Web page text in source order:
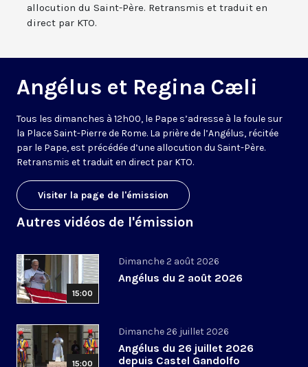
allocution du Saint-Père. Retransmis et traduit en
direct par KTO.
Angélus et Regina Cæli
Tous les dimanches à 12h00, le Pape s’adresse à la foule sur
la Place Saint-Pierre de Rome. La prière de l’Angélus, récitée
par le Pape, est précédée d’une allocution du Saint-Père.
Retransmis et traduit en direct par KTO.
Visiter la page de l'émission
Autres vidéos de l'émission
15:00
Dimanche 2 août 2026
Angélus du 2 août 2026
15:00
Dimanche 26 juillet 2026
Angélus du 26 juillet 2026
depuis Castel Gandolfo